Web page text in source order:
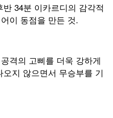
34분 이카르디의 감각적
이 동점을 만든 것.
격의 고삐를 더욱 강하게
지 않으면서 무승부를 기